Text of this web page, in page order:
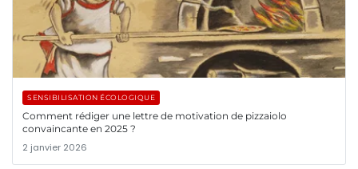
SENSIBILISATION ÉCOLOGIQUE
Comment rédiger une lettre de motivation de pizzaiolo
convaincante en 2025 ?
2 janvier 2026